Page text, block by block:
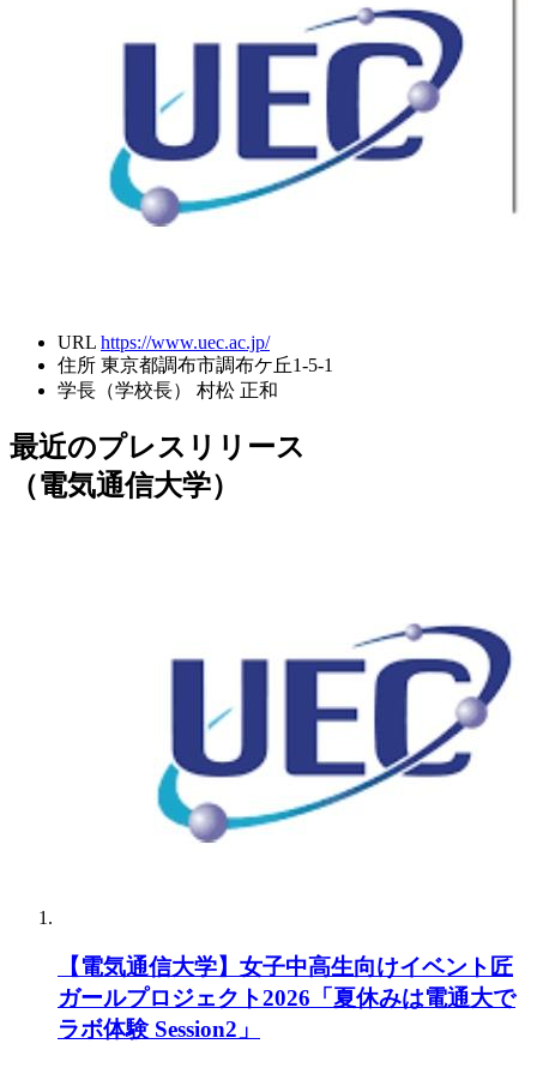
URL https://www.uec.ac.jp/
住所 東京都調布市調布ケ丘1-5-1
学長（学校長）
村松 正和
最近のプレスリリース
（電気通信大学）
【電気通信大学】女子中高生向けイベント匠
ガールプロジェクト2026「夏休みは電通大で
ラボ体験 Session2」